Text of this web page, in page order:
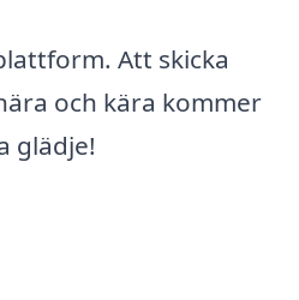
Att skicka
och kära kommer
glädje!